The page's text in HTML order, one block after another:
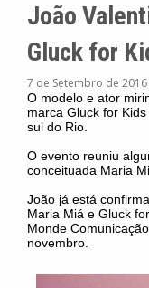
João
Gluck for
7 de Setembro de 2016
O modelo e ator
marca Gluck for
sul do Rio.
O evento reuniu
conceituada Maria
João já está
Maria Miá e Gluck
Monde
novembro.